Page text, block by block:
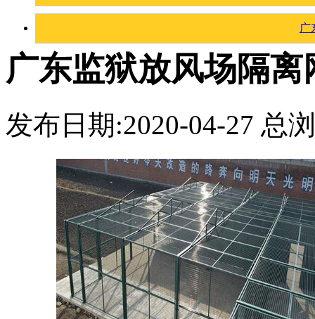
广
广东监狱放风场隔离
发布日期:2020-04-27 总